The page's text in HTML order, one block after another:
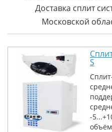
Доставка сплит
Московской
S
-